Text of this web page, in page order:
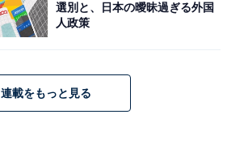
選別と、日本の曖昧過ぎる外国
人政策
連載をもっと見る